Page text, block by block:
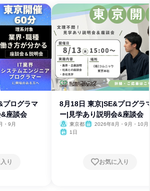
プログラマ
座談会
・9月
り
8月18日 東京|SE&プログラ
ー|見学あり説明会&座談会
東京都
2026年8月・9月・10月
1日
お気に入り